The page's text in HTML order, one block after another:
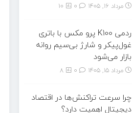
مرداد ۱۶, ۱۴۰۵ 10
ردمی K100 پرو مکس با باتری
غول‌پیکر و شارژ بی‌سیم روانه
بازار می‌شود
مرداد ۱۵, ۱۴۰۵ 8
چرا سرعت تراکنش‌ها در اقتصاد
دیجیتال اهمیت دارد؟